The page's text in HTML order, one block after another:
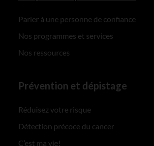
Parler à une personne de confiance
Nos programmes et services
Nos ressources
Prévention et dépistage
Réduisez votre risque
Détection précoce du cancer
C’est ma vie!